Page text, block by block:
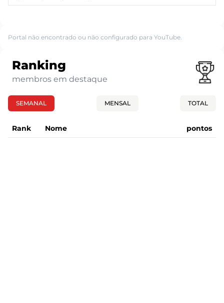
Portal não encontrado ou não configurado para YouTube.
Ranking
membros em destaque
SEMANAL MENSAL TOTAL
Rank Nome pontos